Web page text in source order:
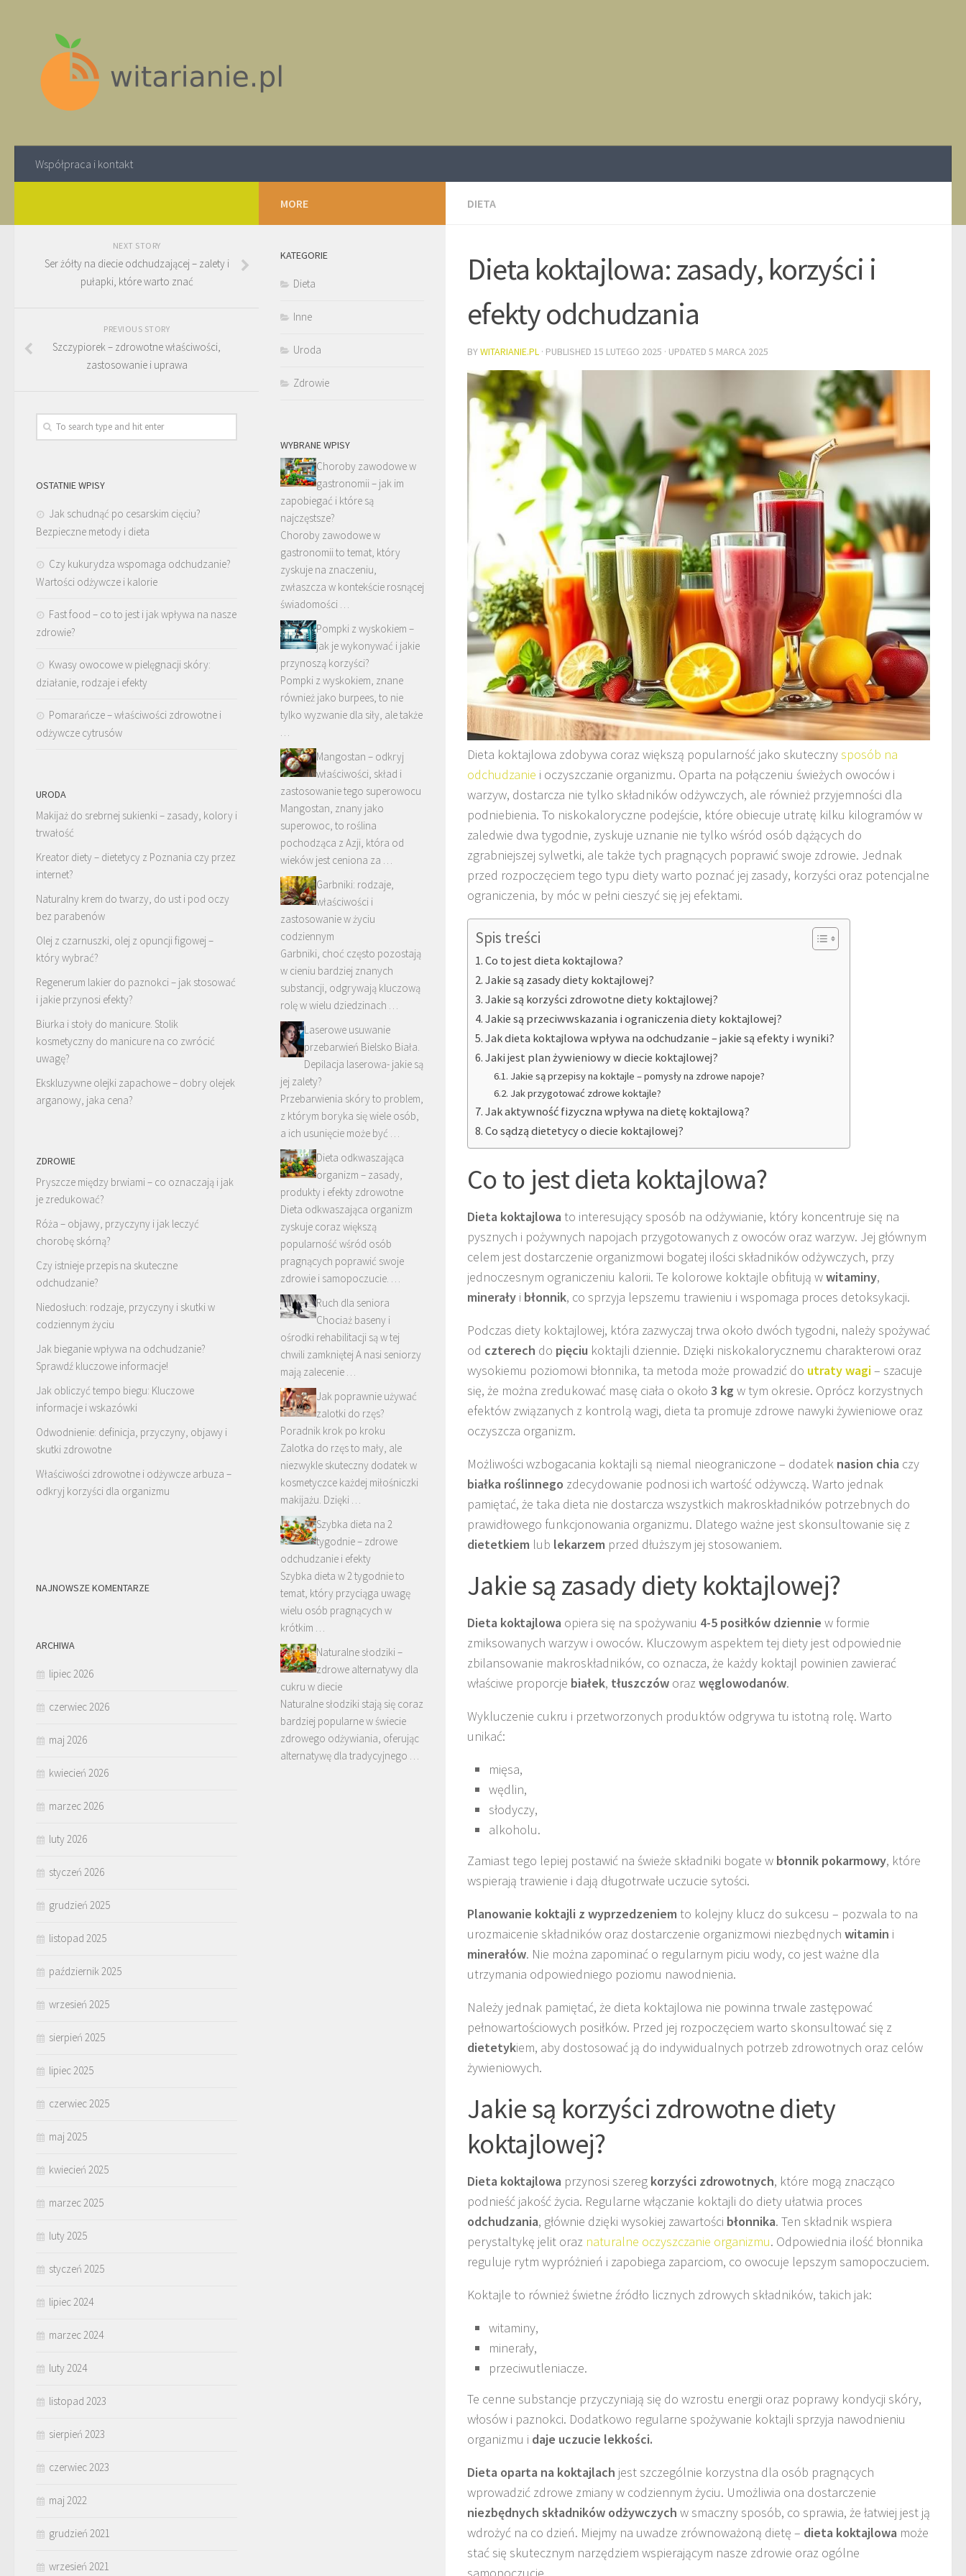
Współpraca i kontakt
DIETA
Dieta koktajlowa: zasady, korzyści i
efekty odchudzania
BYWITARIANIE.PL · PUBLISHED 15 LUTEGO 2025 · UPDATED 5 MARCA 2025
Dieta koktajlowa zdobywa coraz większą popularność jako skutecznysposób na
odchudzanie i oczyszczanie organizmu. Oparta na połączeniu świeżych owoców i
warzyw, dostarcza nie tylko składników odżywczych, ale również przyjemności dla
podniebienia. To niskokaloryczne podejście, które obiecuje utratę kilku kilogramów w
zaledwie dwa tygodnie, zyskuje uznanie nie tylko wśród osób dążących do
zgrabniejszej sylwetki, ale także tych pragnących poprawić swoje zdrowie. Jednak
przed rozpoczęciem tego typu diety warto poznać jej zasady, korzyści oraz potencjalne
ograniczenia, by móc w pełni cieszyć się jej efektami.
Spis treści
Co to jest dieta koktajlowa?
Jakie są zasady diety koktajlowej?
Jakie są korzyści zdrowotne diety koktajlowej?
Jakie są przeciwwskazania i ograniczenia diety koktajlowej?
Jak dieta koktajlowa wpływa na odchudzanie – jakie są efekty i wyniki?
Jaki jest plan żywieniowy w diecie koktajlowej?
Jakie są przepisy na koktajle – pomysły na zdrowe napoje?
Jak przygotować zdrowe koktajle?
Jak aktywność fizyczna wpływa na dietę koktajlową?
Co sądzą dietetycy o diecie koktajlowej?
Co to jest dieta koktajlowa?
Dieta koktajlowa to interesujący sposób na odżywianie, który koncentruje się na
pysznych i pożywnych napojach przygotowanych z owoców oraz warzyw. Jej głównym
celem jest dostarczenie organizmowi bogatej ilości składników odżywczych, przy
jednoczesnym ograniczeniu kalorii. Te kolorowe koktajle obfitują wwitaminy,
minerały i błonnik, co sprzyja lepszemu trawieniu i wspomaga proces detoksykacji.
Podczas diety koktajlowej, która zazwyczaj trwa około dwóch tygodni, należy spożywać
od czterech do pięciu koktajli dziennie. Dzięki niskokalorycznemu charakterowi oraz
wysokiemu poziomowi błonnika, ta metoda może prowadzić do utraty wagi– szacuje
się, że można zredukować masę ciała o około 3 kg w tym okresie. Oprócz korzystnych
efektów związanych z kontrolą wagi, dieta ta promuje zdrowe nawyki żywieniowe oraz
oczyszcza organizm.
Możliwości wzbogacania koktajli są niemal nieograniczone – dodatek nasion chia czy
białka roślinnego zdecydowanie podnosi ich wartość odżywczą. Warto jednak
pamiętać, że taka dieta nie dostarcza wszystkich makroskładników potrzebnych do
prawidłowego funkcjonowania organizmu. Dlatego ważne jest skonsultowanie się z
dietetkiem lub lekarzem przed dłuższym jej stosowaniem.
Jakie są zasady diety koktajlowej?
Dieta koktajlowa opiera się na spożywaniu 4-5 posiłków dziennie w formie
zmiksowanych warzyw i owoców. Kluczowym aspektem tej diety jest odpowiednie
zbilansowanie makroskładników, co oznacza, że każdy koktajl powinien zawierać
właściwe proporcje białek, tłuszczów oraz węglowodanów.
Wykluczenie cukru i przetworzonych produktów odgrywa tu istotną rolę. Warto
unikać:
mięsa,
wędlin,
słodyczy,
alkoholu.
Zamiast tego lepiej postawić na świeże składniki bogate w błonnik pokarmowy, które
wspierają trawienie i dają długotrwałe uczucie sytości.
Planowanie koktajli z wyprzedzeniem to kolejny klucz do sukcesu – pozwala to na
urozmaicenie składników oraz dostarczenie organizmowi niezbędnych witamin i
minerałów. Nie można zapominać o regularnym piciu wody, co jest ważne dla
utrzymania odpowiedniego poziomu nawodnienia.
Należy jednak pamiętać, że dieta koktajlowa nie powinna trwale zastępować
pełnowartościowych posiłków. Przed jej rozpoczęciem warto skonsultować się z
dietetykiem, aby dostosować ją do indywidualnych potrzeb zdrowotnych oraz celów
żywieniowych.
Jakie są korzyści zdrowotne diety
koktajlowej?
Dieta koktajlowa przynosi szereg korzyści zdrowotnych, które mogą znacząco
podnieść jakość życia. Regularne włączanie koktajli do diety ułatwia proces
odchudzania, głównie dzięki wysokiej zawartości błonnika. Ten składnik wspiera
perystaltykę jelit oraz naturalne oczyszczanie organizmu. Odpowiednia ilość błonnika
reguluje rytm wypróżnień i zapobiega zaparciom, co owocuje lepszym samopoczuciem.
Koktajle to również świetne źródło licznych zdrowych składników, takich jak:
witaminy,
minerały,
przeciwutleniacze.
Te cenne substancje przyczyniają się do wzrostu energii oraz poprawy kondycji skóry,
włosów i paznokci. Dodatkowo regularne spożywanie koktajli sprzyja nawodnieniu
organizmu i daje uczucie lekkości.
Dieta oparta na koktajlach jest szczególnie korzystna dla osób pragnących
wprowadzić zdrowe zmiany w codziennym życiu. Umożliwia ona dostarczenie
niezbędnych składników odżywczych w smaczny sposób, co sprawia, że łatwiej jest ją
wdrożyć na co dzień. Miejmy na uwadze zrównoważoną dietę – dieta koktajlowa może
stać się skutecznym narzędziem wspierającym nasze zdrowie oraz ogólne
NEXT STORY
Ser żółty na diecie odchudzającej – zalety i
pułapki, które warto znać
PREVIOUS STORY
Szczypiorek – zdrowotne właściwości,
zastosowanie i uprawa
OSTATNIE WPISY
Jak schudnąć po cesarskim cięciu?
Bezpieczne metody i dieta
Czy kukurydza wspomaga odchudzanie?
Wartości odżywcze i kalorie
Fast food – co to jest i jak wpływa na nasze
zdrowie?
Kwasy owocowe w pielęgnacji skóry:
działanie, rodzaje i efekty
Pomarańcze – właściwości zdrowotne i
odżywcze cytrusów
URODA
Makijaż do srebrnej sukienki – zasady, kolory i
trwałość
Kreator diety – dietetycy z Poznania czy przez
internet?
Naturalny krem do twarzy, do ust i pod oczy
bez parabenów
Olej z czarnuszki, olej z opuncji figowej –
który wybrać?
Regenerum lakier do paznokci – jak stosować
i jakie przynosi efekty?
Biurka i stoły do manicure. Stolik
kosmetyczny do manicure na co zwrócić
uwagę?
Ekskluzywne olejki zapachowe – dobry olejek
arganowy, jaka cena?
ZDROWIE
Pryszcze między brwiami – co oznaczają i jak
je zredukować?
Róża – objawy, przyczyny i jak leczyć
chorobę skórną?
Czy istnieje przepis na skuteczne
odchudzanie?
Niedosłuch: rodzaje, przyczyny i skutki w
codziennym życiu
Jak bieganie wpływa na odchudzanie?
Sprawdź kluczowe informacje!
Jak obliczyć tempo biegu: Kluczowe
informacje i wskazówki
Odwodnienie: definicja, przyczyny, objawy i
skutki zdrowotne
Właściwości zdrowotne i odżywcze arbuza –
odkryj korzyści dla organizmu
NAJNOWSZE KOMENTARZE
ARCHIWA
lipiec 2026
czerwiec 2026
maj 2026
kwiecień 2026
marzec 2026
luty 2026
styczeń 2026
grudzień 2025
listopad 2025
październik 2025
wrzesień 2025
sierpień 2025
lipiec 2025
czerwiec 2025
maj 2025
kwiecień 2025
marzec 2025
luty 2025
styczeń 2025
lipiec 2024
marzec 2024
luty 2024
listopad 2023
sierpień 2023
czerwiec 2023
maj 2022
grudzień 2021
wrzesień 2021
MORE
KATEGORIE
Dieta
Inne
Uroda
Zdrowie
WYBRANE WPISY
Choroby zawodowe w
gastronomii – jak im
zapobiegać i które są
najczęstsze?
Choroby zawodowe w
gastronomii to temat, który
zyskuje na znaczeniu,
zwłaszcza w kontekście rosnącej
świadomości …
Pompki z wyskokiem –
jak je wykonywać i jakie
przynoszą korzyści?
Pompki z wyskokiem, znane
również jako burpees, to nie
tylko wyzwanie dla siły, ale także
…
Mangostan – odkryj
właściwości, skład i
zastosowanie tego superowocu
Mangostan, znany jako
superowoc, to roślina
pochodząca z Azji, która od
wieków jest ceniona za …
Garbniki: rodzaje,
właściwości i
zastosowanie w życiu
codziennym
Garbniki, choć często pozostają
w cieniu bardziej znanych
substancji, odgrywają kluczową
rolę w wielu dziedzinach …
Laserowe usuwanie
przebarwień Bielsko Biała.
Depilacja laserowa- jakie są
jej zalety?
Przebarwienia skóry to problem,
z którym boryka się wiele osób,
a ich usunięcie może być …
Dieta odkwaszająca
organizm – zasady,
produkty i efekty zdrowotne
Dieta odkwaszająca organizm
zyskuje coraz większą
popularność wśród osób
pragnących poprawić swoje
zdrowie i samopoczucie. …
Ruch dla seniora
Chociaż baseny i
ośrodki rehabilitacji są w tej
chwili zamkniętej A nasi seniorzy
mają zalecenie …
Jak poprawnie używać
zalotki do rzęs?
Poradnik krok po kroku
Zalotka do rzęs to mały, ale
niezwykle skuteczny dodatek w
kosmetyczce każdej miłośniczki
makijażu. Dzięki …
Szybka dieta na 2
tygodnie – zdrowe
odchudzanie i efekty
Szybka dieta w 2 tygodnie to
temat, który przyciąga uwagę
wielu osób pragnących w
krótkim …
Naturalne słodziki –
zdrowe alternatywy dla
cukru w diecie
Naturalne słodziki stają się coraz
bardziej popularne w świecie
zdrowego odżywiania, oferując
alternatywę dla tradycyjnego …